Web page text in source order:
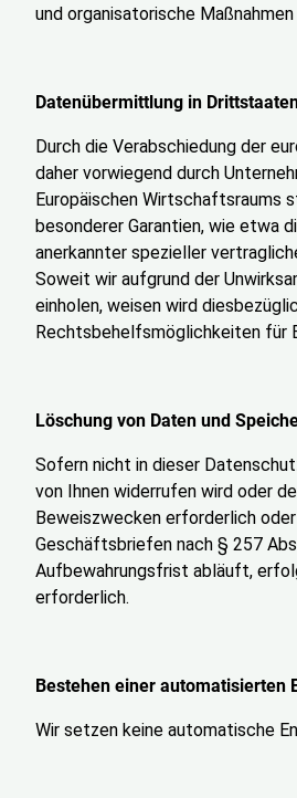
und organisatorische
Datenübermittlung in
Durch die Verabschiedung der
daher vorwiegend durch
Europäischen Wirtschaftsraums
besonderer Garantien, wie etwa
anerkannter spezieller
Soweit wir aufgrund der
einholen, weisen wird
Rechtsbehelfsmöglichkeiten für
Löschung von Daten und
Sofern nicht in dieser
von Ihnen widerrufen wird oder
Beweiszwecken erforderlich
Geschäftsbriefen nach § 257
Aufbewahrungsfrist abläuft,
erforderlich.
Bestehen einer automatisierten
Wir setzen keine automatische